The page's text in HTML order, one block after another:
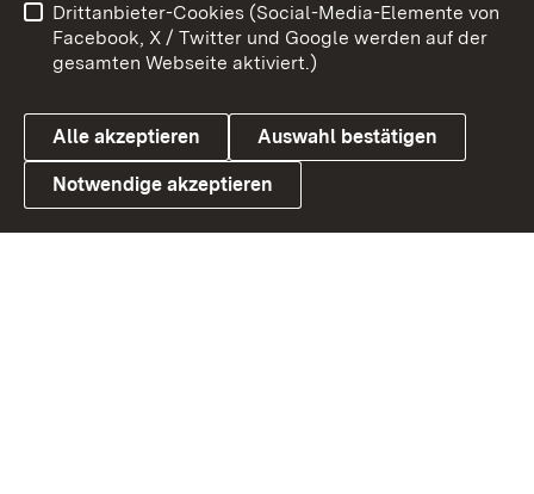
Link zum Landesportal
Barrierefreiheit
Datenschutz
Cookies
Drittanbieter-Cookies (Social-Media-Elemente von
Facebook, X / Twitter und Google werden auf der
gesamten Webseite aktiviert.)
Alle akzeptieren Auswahl bestätigen
Notwendige akzeptieren